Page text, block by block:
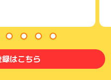
れたことがある場合も成果とな
したことがある場合は別の端
果になりません。
されるまでに最大24時間かか
はこちら